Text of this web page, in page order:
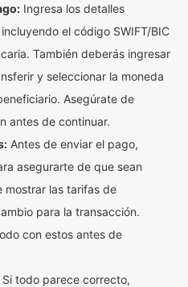
Ingresa los detalles
el código SWIFT/BIC
También deberás ingresar
y seleccionar la moneda
Asegúrate de
antes de continuar.
Antes de enviar el pago,
asegurarte de que sean
mostrar las tarifas de
para la transacción.
con estos antes de
Si todo parece correcto,